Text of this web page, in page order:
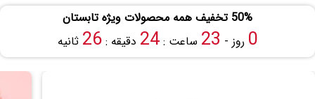
50% تخفیف همه محصولات ویژه تابستان
0 روز - 23 ساعت :24 دقیقه :25 ثانیه